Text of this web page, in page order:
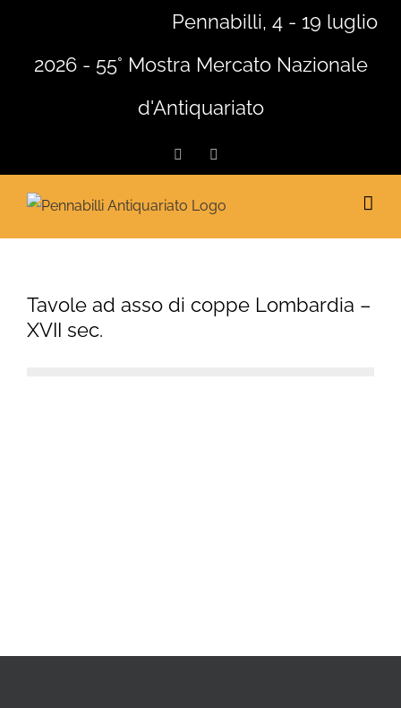
contenuto
Pennabilli, 4 - 19 luglio
2026 - 55° Mostra Mercato Nazionale
d'Antiquariato
Facebook
Tavole ad asso di coppe Lombardia –
XVII sec.